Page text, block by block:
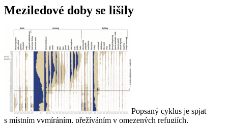
Meziledové doby se lišily
Popsaný cyklus je spjat
s místním vymíráním, přežíváním v omezených refugiích,